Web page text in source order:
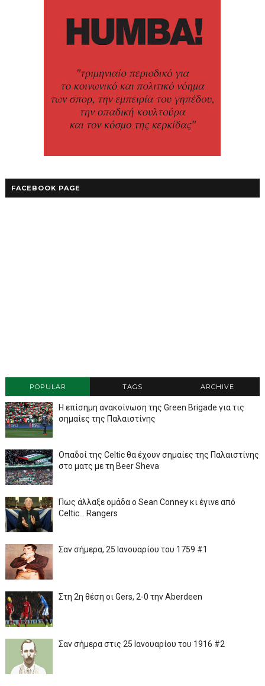
FACEBOOK PAGE
POPULAR TAGS ARCHIVE
Η επίσημη ανακοίνωση της Green Brigade για τις
σημαίες της Παλαιστίνης
Οπαδοί της Celtic θα έχουν σημαίες της Παλαιστίνης
στο ματς με τη Beer Sheva
Πως άλλαξε ομάδα ο Sean Conney κι έγινε από
Celtic... Rangers
Σαν σήμερα, 25 Ιανουαρίου του 1759 #1
Στη 2η θέση οι Gers, 2-0 την Aberdeen
Σαν σήμερα στις 25 Ιανουαρίου του 1916 #2